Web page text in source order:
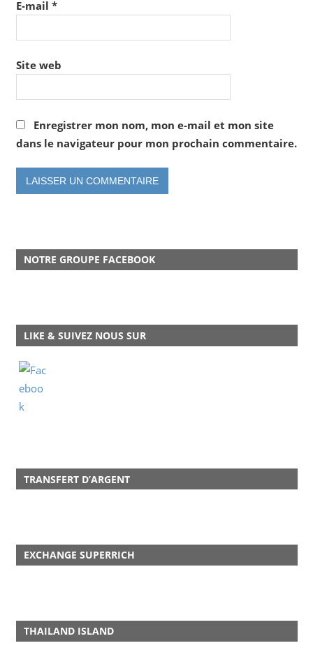
E-mail *
Site web
Enregistrer mon nom, mon e-mail et mon site
dans le navigateur pour mon prochain commentaire.
NOTRE GROUPE FACEBOOK
LIKE & SUIVEZ NOUS SUR
TRANSFERT D’ARGENT
EXCHANGE SUPERRICH
THAILAND ISLAND